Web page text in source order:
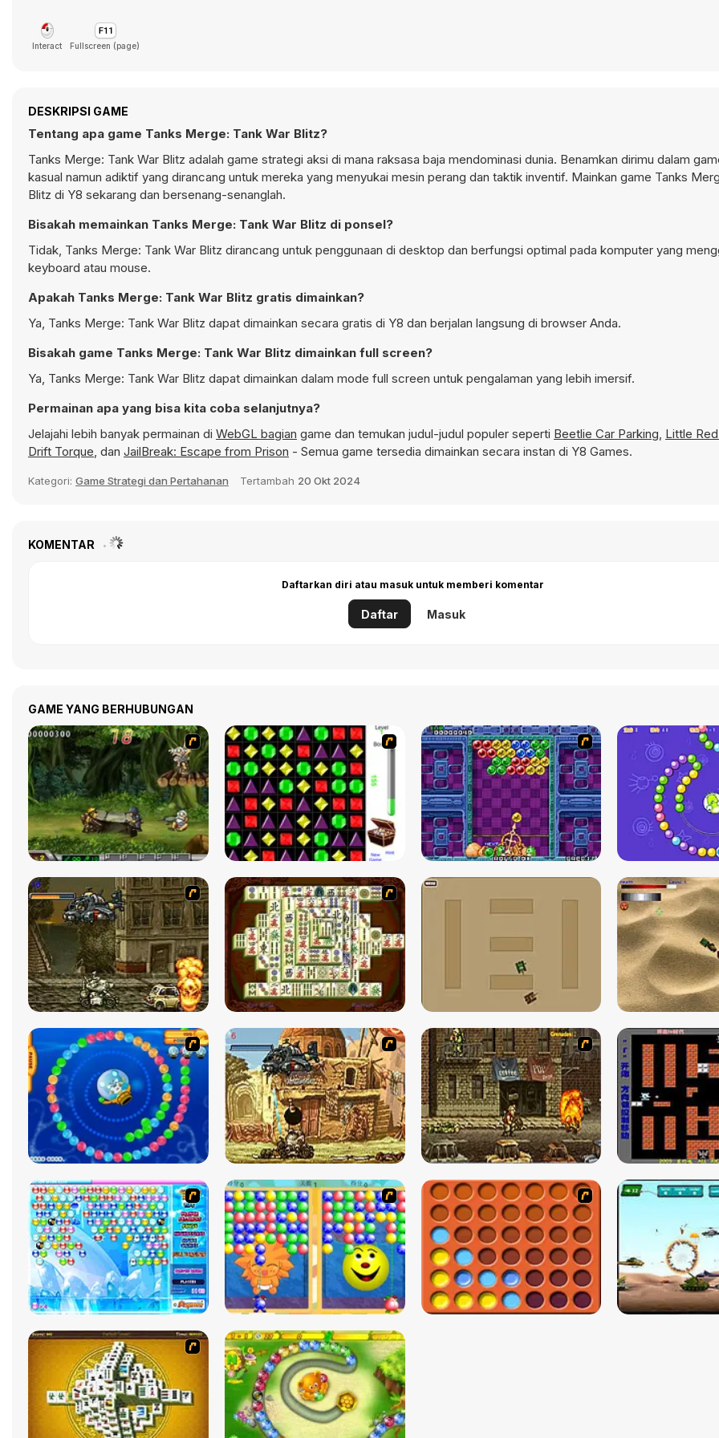
Interact Fullscreen (page)
DESKRIPSI GAME
Tentang apa game Tanks Merge: Tank War Blitz?
Tanks Merge: Tank War Blitz adalah game strategi aksi di mana raksasa baja mendominasi dunia. Benamkan dirimu dalam
kasual namun adiktif yang dirancang untuk mereka yang menyukai mesin perang dan taktik inventif. Mainkan game Tanks
Blitz di Y8 sekarang dan bersenang-senanglah.
Bisakah memainkan Tanks Merge: Tank War Blitz di ponsel?
Tidak, Tanks Merge: Tank War Blitz dirancang untuk penggunaan di desktop dan berfungsi optimal pada komputer yang
keyboard atau mouse.
Apakah Tanks Merge: Tank War Blitz gratis dimainkan?
Ya, Tanks Merge: Tank War Blitz dapat dimainkan secara gratis di Y8 dan berjalan langsung di browser Anda.
Bisakah game Tanks Merge: Tank War Blitz dimainkan full screen?
Ya, Tanks Merge: Tank War Blitz dapat dimainkan dalam mode full screen untuk pengalaman yang lebih imersif.
Permainan apa yang bisa kita coba selanjutnya?
Jelajahi lebih banyak permainan di WebGL bagian game dan temukan judul-judul populer seperti Beetlie Car Parking, Little
Drift Torque, dan JailBreak: Escape from Prison - Semua game tersedia dimainkan secara instan di Y8 Games.
Kategori: Game Strategi dan Pertahanan Tertambah 20 Okt 2024
KOMENTAR
Daftarkan diri atau masuk untuk memberi komentar
Daftar Masuk
GAME YANG BERHUBUNGAN